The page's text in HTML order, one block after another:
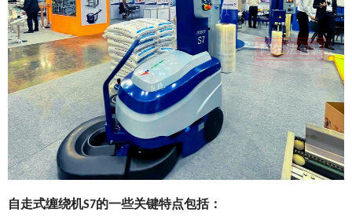
自走式缠绕机S7的一些关键特点包括：